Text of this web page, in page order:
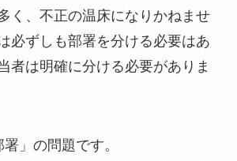
く、不正の温床になりかねませ
必ずしも部署を分ける必要はあ
者は明確に分ける必要がありま
」の問題です。